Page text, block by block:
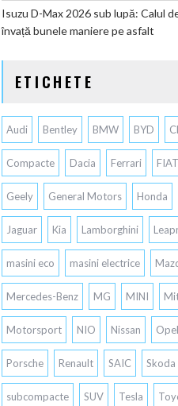
Isuzu D-Max 2026 sub lupă: Calul
învață bunele maniere pe asfalt
ETICHETE
Audi Bentley BMW BYD
Compacte Dacia Ferrari FIAT
Geely General Motors Honda
Jaguar Kia Lamborghini
masini eco masini electrice
Mercedes-Benz MG MINI
Motorsport NIO Nissan Opel
Porsche Renault SAIC Skoda
subcompacte SUV Tesla